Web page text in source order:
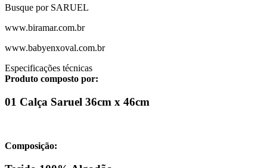
Busque por SARUEL
www.biramar.com.br
www.babyenxoval.com.br
Especificações técnicas
Produto composto por:
01 Calça Saruel 36cm x 46cm
Composição: